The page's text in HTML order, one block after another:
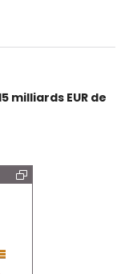
milliards EUR de